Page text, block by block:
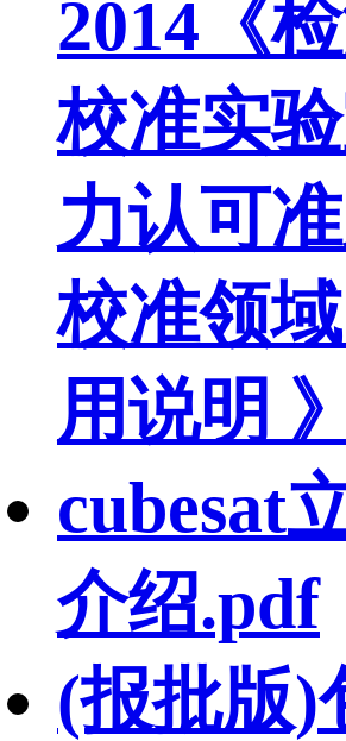
2014《
校准实
力认可
校准领
用说明
cubesat
介绍.pdf
(报批版)